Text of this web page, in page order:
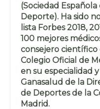
(Sociedad Española
Deporte). Ha sido
lista Forbes 2018,
100 mejores
consejero
Colegio Oficial de
en su especialidad
Ganasalud de la
de Deportes de la
Madrid.